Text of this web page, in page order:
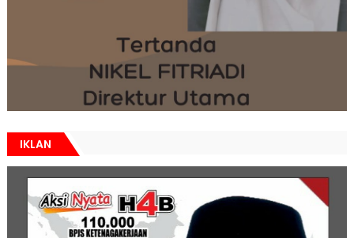
IKLAN